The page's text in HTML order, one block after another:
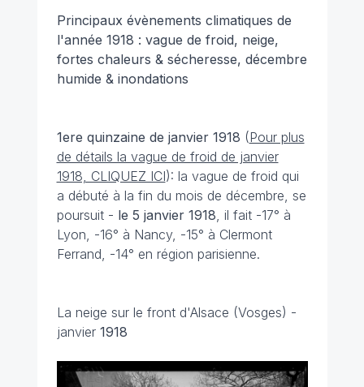
Principaux évènements climatiques de
l'année 1918 : vague de froid, neige,
fortes chaleurs & sécheresse, décembre
humide & inondations
1ere quinzaine de janvier 1918 (Pour plus
de détails la vague de froid de janvier
1918, CLIQUEZ ICI): la vague de froid qui
a débuté à la fin du mois de décembre, se
poursuit - le 5 janvier 1918, il fait -17° à
Lyon, -16° à Nancy, -15° à Clermont
Ferrand, -14° en région parisienne.
La neige sur le front d'Alsace (Vosges) -
janvier 1918